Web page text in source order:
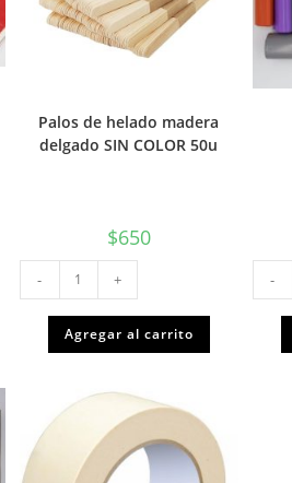
Palos de helado madera
delgado SIN COLOR 50u
$650
Palos
de
helado
madera
delgado
SIN
COLOR
cantidad
- +
Agregar al carrito
-